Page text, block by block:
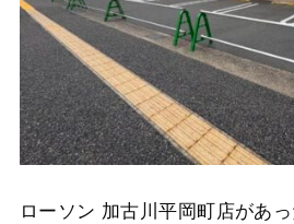
ローソン 加古川平岡町店があ